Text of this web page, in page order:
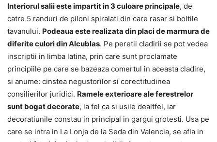
Interiorul salii este impartit in 3 culoare principale, de
catre 5 randuri de piloni spiralati din care rasar si boltile
tavanului. Podeaua este realizata din placi de marmura de
diferite culori din Alcublas. Pe peretii cladirii se pot vedea
inscriptii in limba latina, prin care sunt proclamate
principiile pe care se bazeaza comertul in aceasta cladire,
si anume: cinstea negustorilor si corectitudinea
consilierilor juridici. Ramele exterioare ale ferestrelor
sunt bogat decorate, la fel ca si usile dealtfel, iar
decoratiunile constau in principal in gargui grotesti. Usa pe
care se intra in La Lonja de la Seda din Valencia, se afla in